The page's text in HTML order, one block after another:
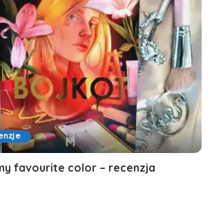
favourite color – recenzja